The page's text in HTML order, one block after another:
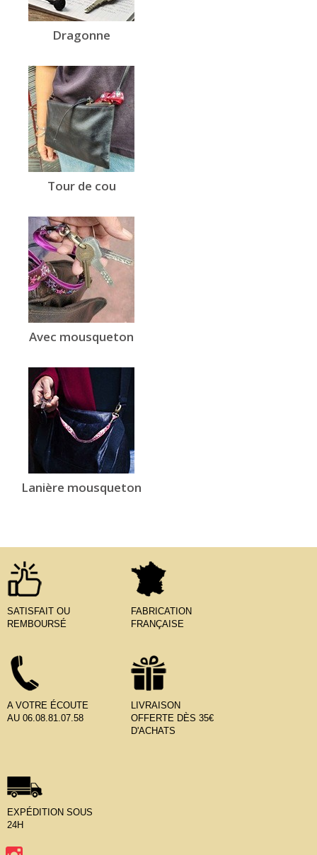
Dragonne
Tour de cou
Avec mousqueton
Lanière mousqueton
SATISFAIT OU
REMBOURSÉ
FABRICATION
FRANÇAISE
A VOTRE ÉCOUTE
AU 06.08.81.07.58
LIVRAISON
OFFERTE DÈS 35€
D'ACHATS
EXPÉDITION SOUS
24H